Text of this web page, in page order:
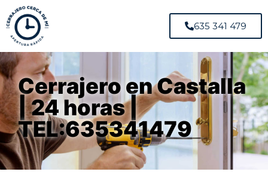
635 341 479
Cerrajero en Castalla
| 24 horas |
TEL:635341479